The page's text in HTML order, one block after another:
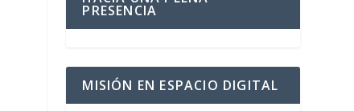
PRESENCIA
MISIÓN EN ESPACIO DIGITAL